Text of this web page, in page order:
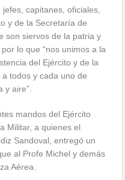
capitanes, oficiales,
y de la Secretaría de
son siervos de la patria y
lo que “nos unimos a la
del Ejército y de la
todos y cada uno de
y aire”.
mandos del Ejército
Militar, a quienes el
Sandoval, entregó un
al Profe Michel y demás
Aérea.